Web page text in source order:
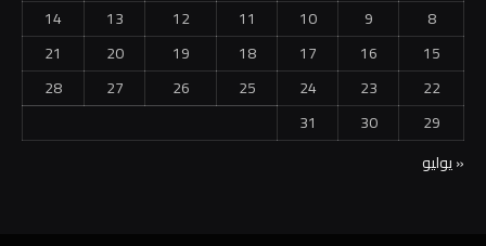
8
9
10
11
12
13
14
15
16
17
18
19
20
21
22
23
24
25
26
27
28
29
30
31
« يوليو